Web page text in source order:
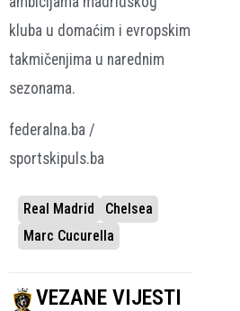
kluba u domaćim i evropskim
takmičenjima u narednim
sezonama.
federalna.ba /
sportskipuls.ba
Real Madrid
Chelsea
Marc Cucurella
VEZANE VIJESTI